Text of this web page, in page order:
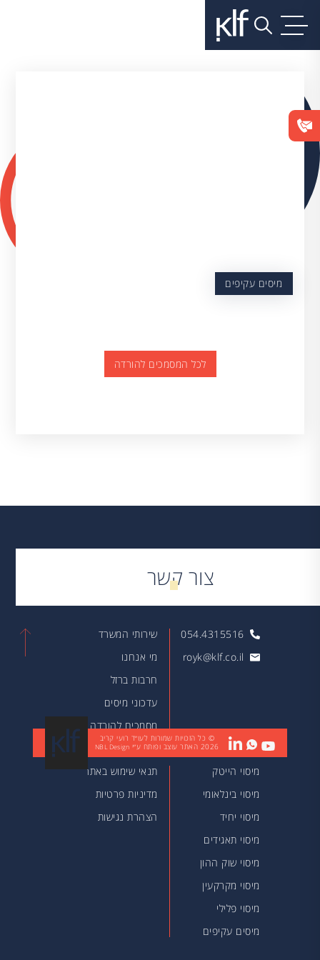
מיסים עקיפים
לכל המסמכים להורדה
צור קשר
054.4315516
royk@klf.co.il
שירותי המשרד
מי אנחנו
חרבות ברזל
עדכוני מיסים
מסמכים להורדה
מאמרים
מיסוי הייטק
מיסוי בינלאומי
מיסוי יחיד
מיסוי תאגידים
מיסוי שוק ההון
מיסוי מקרקעין
מיסוי פלילי
מיסים עקיפים
תנאי שימוש באתר
מדיניות פרטיות
הצהרת נגישות
© כל הזכויות שמורות לעו״ד רועי קריב
2026 האתר עוצב ופותח ע״י NBL Design